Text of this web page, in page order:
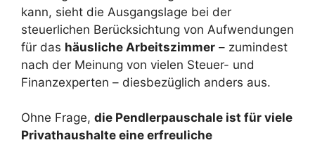
kann, sieht die Ausgangslage bei der
steuerlichen Berücksichtung von Aufwendungen
für das häusliche Arbeitszimmer – zumindest
nach der Meinung von vielen Steuer- und
Finanzexperten – diesbezüglich anders aus.
Ohne Frage, die Pendlerpauschale ist für viele
Privathaushalte eine erfreuliche